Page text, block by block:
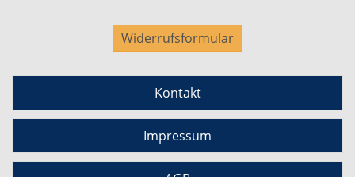
Widerrufsformular
Kontakt
Impressum